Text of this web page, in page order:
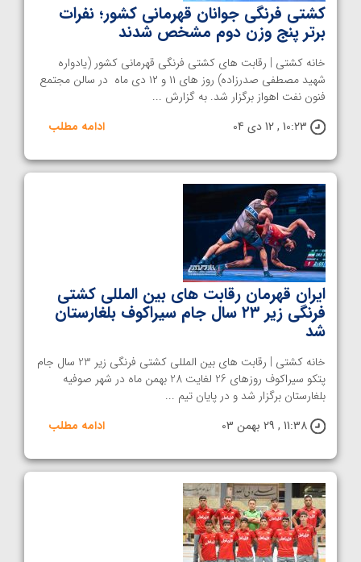
کشتی فرنگی جوانان قهرمانی کشور؛ نفرات
برتر پنج وزن دوم مشخص شدند
خانه کشتی | رقابت های کشتی فرنگی قهرمانی کشور (یادواره
شهید مصطفی صدرزاده) روز های ۱۱ و ۱۲ دی ماه در سالن مجتمع
فنون نفت اهواز برگزار شد. به گزارش ...
10:23 , 12 دی 04
ادامه مطلب
ایران قهرمان رقابت های بین المللی کشتی
فرنگی زیر ۲۳ سال جام سیراکوف بلغارستان
شد
خانه کشتی | رقابت های بین المللی کشتی فرنگی زیر 23 سال جام
پتکو سیراکوف روزهای 26 لغایت 28 بهمن ماه در شهر صوفیه
بلغارستان برگزار شد و در پایان تیم ...
11:38 , 29 بهمن 03
ادامه مطلب